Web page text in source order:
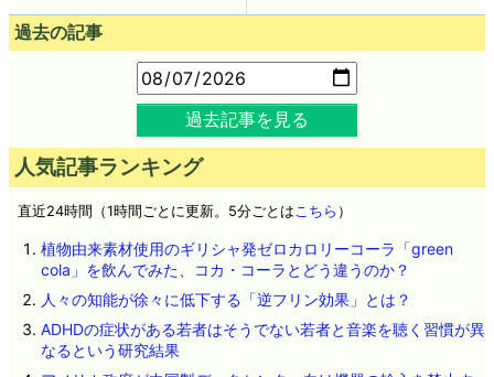
過去の記事
過去記事を見る
人気記事ランキング
直近24時間（1時間ごとに更新。5分ごとは こちら ）
植物由来素材使用のギリシャ発ゼロカロリーコーラ「green
cola」を飲んでみた、コカ・コーラとどう違うのか？
人々の知能が徐々に低下する「逆フリン効果」とは？
ADHDの症状がある若者はそうでない若者と音楽を聴く習慣が異
なるという研究結果